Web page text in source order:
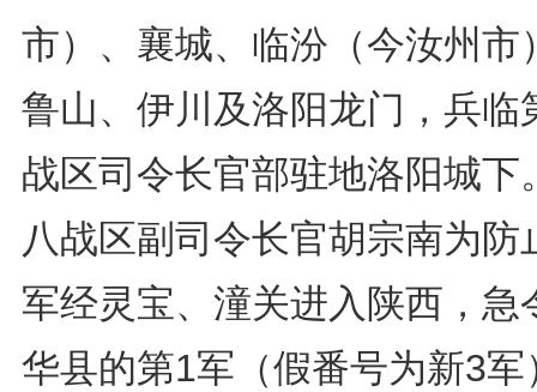
市）、襄城、临汾（今汝州市
鲁山、伊川及洛阳龙门，兵临
战区司令长官部驻地洛阳城下
八战区副司令长官胡宗南为防
军经灵宝、潼关进入陕西，急
华县的第1军（假番号为新3军